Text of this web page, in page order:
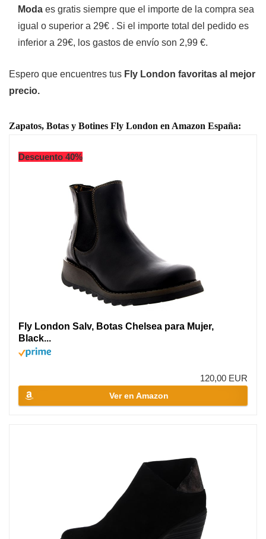
Moda es gratis siempre que el importe de la compra sea
igual o superior a 29€ . Si el importe total del pedido es
inferior a 29€, los gastos de envío son 2,99 €.
Espero que encuentres tus Fly London favoritas al mejor
precio.
Zapatos, Botas y Botines Fly London en Amazon España:
Descuento 40%
Fly London Salv, Botas Chelsea para Mujer,
Black...
120,00 EUR
Ver en Amazon